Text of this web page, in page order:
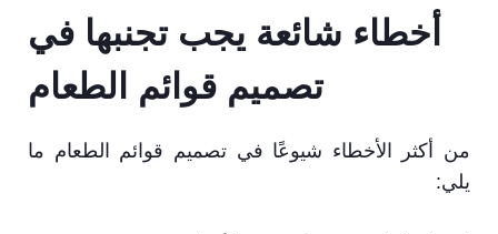
أخطاء شائعة يجب تجنبها في
تصميم قوائم الطعام
من أكثر الأخطاء شيوعًا في تصميم قوائم الطعام ما
يلي: